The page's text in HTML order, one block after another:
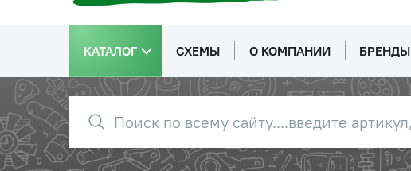
КАТАЛОГ СХЕМЫ О КОМПАНИИ БРЕНДЫ